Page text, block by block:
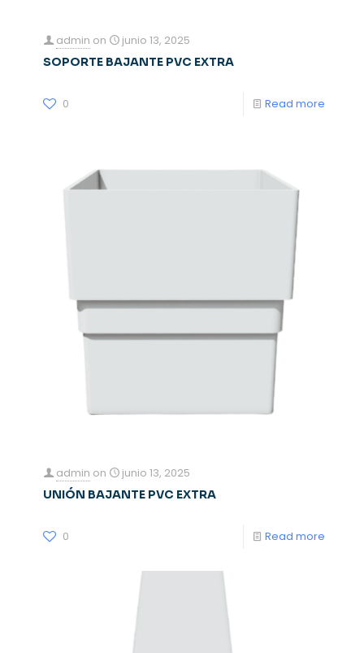
admin on junio 13, 2025
SOPORTE BAJANTE PVC EXTRA
0 Read more
admin on junio 13, 2025
UNIÓN BAJANTE PVC EXTRA
0 Read more